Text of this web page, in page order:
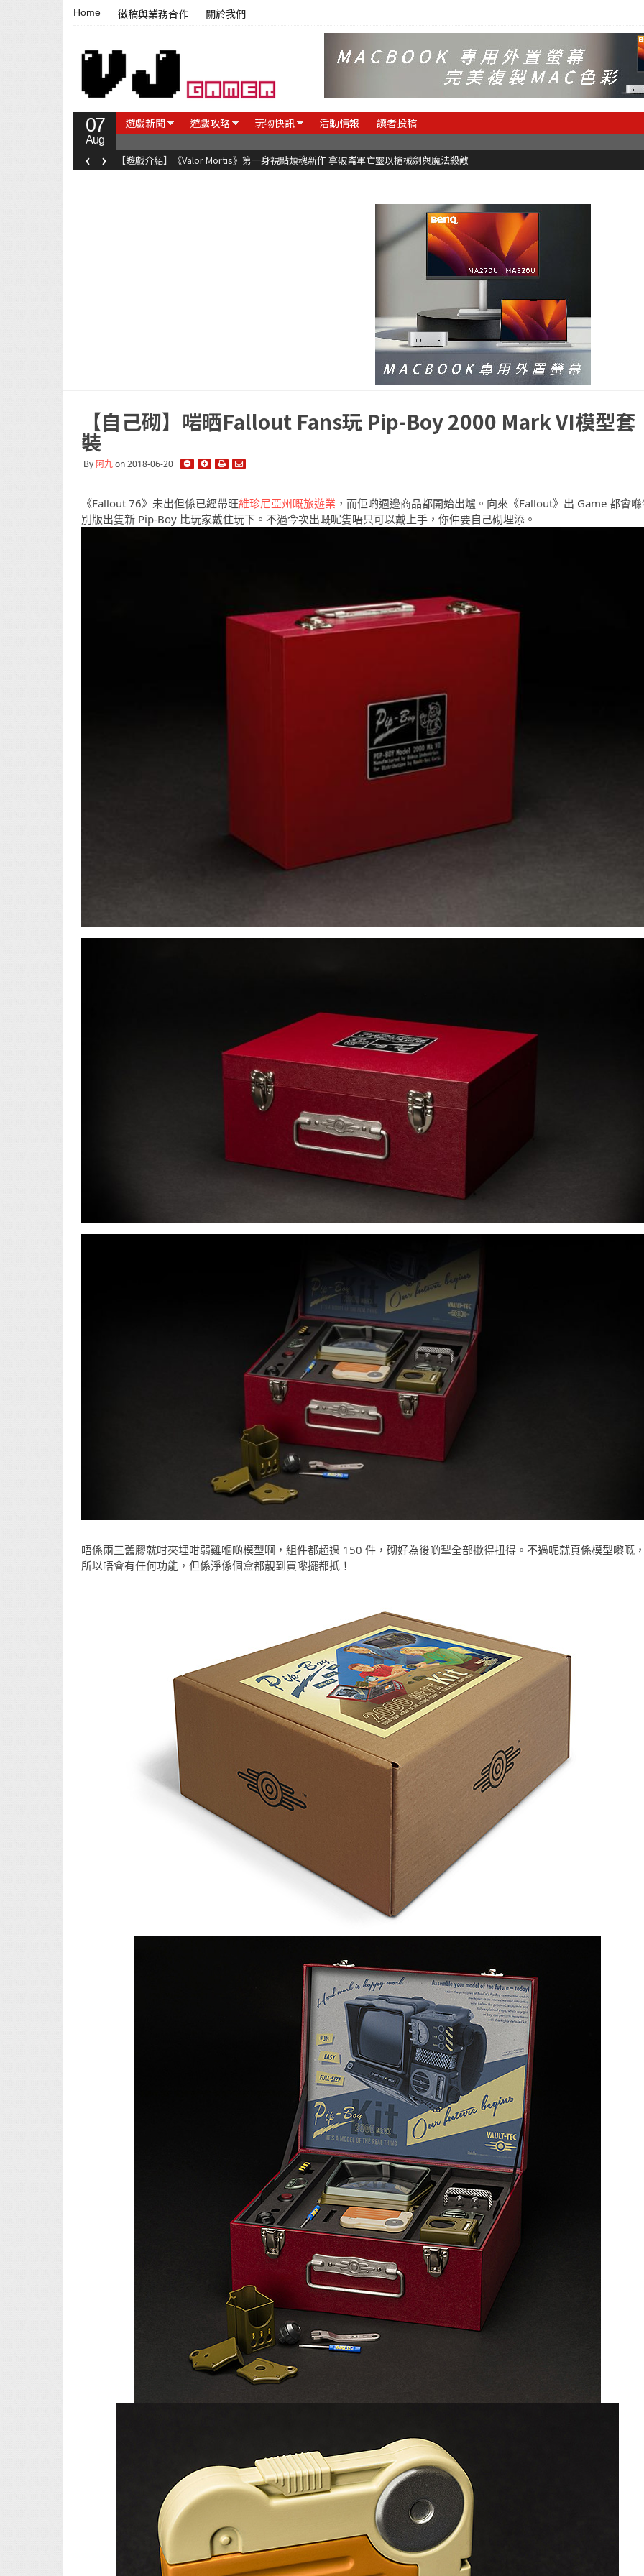
Home 徵稿與業務合作 關於我們
07
Aug
遊戲新聞 遊戲攻略 玩物快訊 活動情報 讀者投稿
【遊戲介紹】《Valor Mortis》第一身視點類魂新作 拿破崙軍亡靈以槍械劍與魔法殺敵
‹ ›
【自己砌】啱晒Fallout Fans玩 Pip-Boy 2000 Mark VI模型套
裝
By 阿九on 2018-06-20
《Fallout 76》未出但係已經帶旺維珍尼亞州嘅旅遊業 ，而佢啲週邊商品都開始出爐。向來《Fallout》出 Game 都會
別版出隻新 Pip-Boy 比玩家戴住玩下。不過今次出嘅呢隻唔只可以戴上手，你仲要自己砌埋添。
唔係兩三舊膠就咁夾埋咁弱雞嗰啲模型啊，組件都超過 150 件，砌好為後啲掣全部撳得扭得。不過呢就真係模型嚟嘅
所以唔會有任何功能，但係淨係個盒都靚到買嚟擺都抵！